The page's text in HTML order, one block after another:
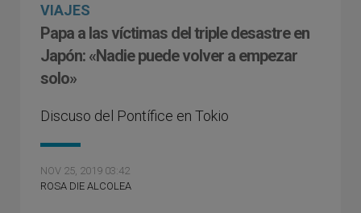
VIAJES
Papa a las víctimas del triple desastre en
Japón: «Nadie puede volver a empezar
solo»
Discuso del Pontífice en Tokio
NOV 25, 2019 03:42
ROSA DIE ALCOLEA